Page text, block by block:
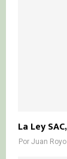
La Ley
Por Juan